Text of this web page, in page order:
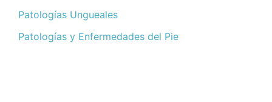
Patologías Ungueales
Patologías y Enfermedades del Pie